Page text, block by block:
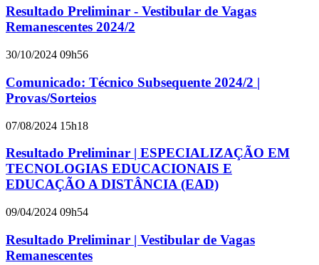
Resultado Preliminar - Vestibular de Vagas
Remanescentes 2024/2
30/10/2024 09h56
Comunicado: Técnico Subsequente 2024/2 |
Provas/Sorteios
07/08/2024 15h18
Resultado Preliminar | ESPECIALIZAÇÃO EM
TECNOLOGIAS EDUCACIONAIS E
EDUCAÇÃO A DISTÂNCIA (EAD)
09/04/2024 09h54
Resultado Preliminar | Vestibular de Vagas
Remanescentes